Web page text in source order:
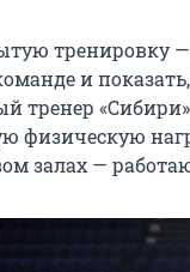
тренировку
и
тренер
физическую
залах —